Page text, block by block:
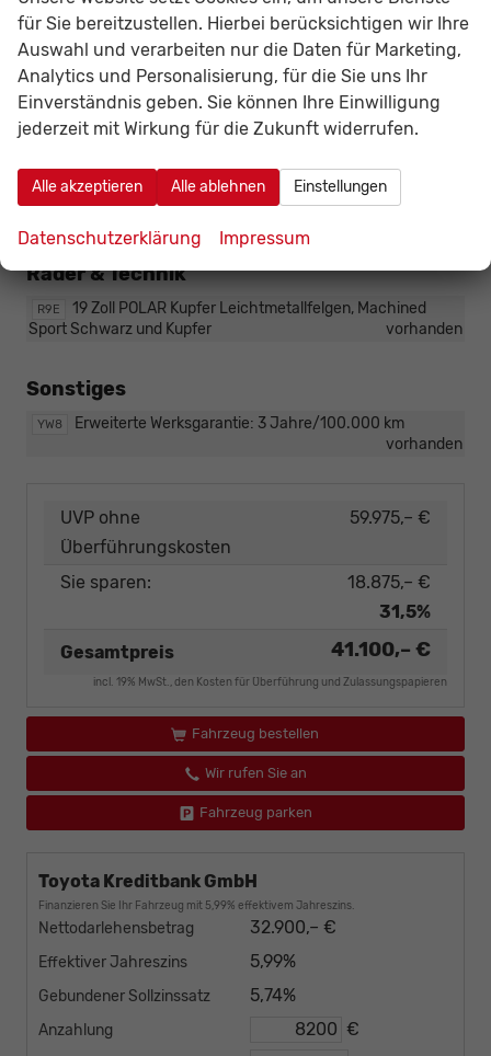
nicht
bestellbar)
Infotainment & Kommunikation
PA2
IMMERSIVE by Sennheiser Soundsystem (nicht e-
HYBRID)
vorhanden
PGR
Schwenkbare elektrische Anhängerkupplung
Räder & Technik
R9E
19 Zoll POLAR Kupfer Leichtmetallfelgen, Machined
Sport Schwarz und Kupfer
vorhanden
Sonstiges
YW8
Erweiterte Werksgarantie: 3 Jahre/100.000 km
vorhanden
UVP ohne
Überführungskosten
59.975,– €
Sie sparen:
18.875,– €
31,5%
Gesamtpreis
41.100,– €
incl. 19% MwSt., den Kosten für Überführung und Zulassungspapieren
Fahrzeug bestellen
Wir rufen Sie an
Fahrzeug parken
Toyota Kreditbank GmbH
Finanzieren Sie Ihr Fahrzeug mit 5,99% effektivem Jahreszins.
Nettodarlehensbetrag 32.900,– €
Effektiver Jahreszins 5,99%
Gebundener Sollzinssatz 5,74%
Anzahlung €
für Sie bereitzustellen. Hierbei berücksichtigen wir Ihre
Auswahl und verarbeiten nur die Daten für Marketing,
Analytics und Personalisierung, für die Sie uns Ihr
Einverständnis geben. Sie können Ihre Einwilligung
jederzeit mit Wirkung für die Zukunft widerrufen.
Alle akzeptieren Alle ablehnen Einstellungen
Datenschutzerklärung Impressum